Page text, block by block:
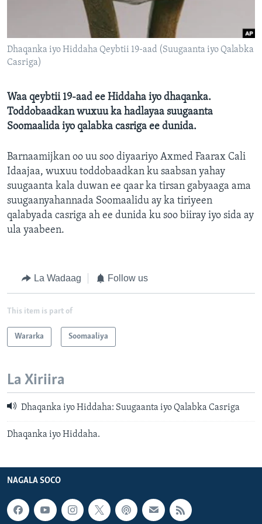
FAAQIDAADDA TODDOBAADKA
DHEXTAALKA TODDOBAADKA
Dhaqanka iyo Hiddaha Qeybtii 19-aad (Suugaanta iyo Qalabka
Casriga)
Waa qeybtii 19-aad ee Hiddaha iyo dhaqanka.
Toddobaadkan wuxuu ka hadlayaa suugaanta
Soomaalida iyo qalabka casriga ee dunida.
Barnaamijkan oo uu soo diyaariyo Axmed Faarax Cali
Idaajaa, wuxuu toddobaadkan ku saabsan yahay
suugaanta kala duwan ee qaar ka tirsan gabyaaga ama
suugaanyahannada Soomaalidu ay ka tiriyeen
qalabyada casriga ah ee dunida ku soo biiray iyo sida ay
ula yaabeen.
La Wadaag Follow us
This item is part of
Wararka Soomaaliya
La Xiriira
Dhaqanka iyo Hiddaha: Suugaanta iyo Qalabka Casriga
Dhaqanka iyo Hiddaha.
NAGALA SOCO